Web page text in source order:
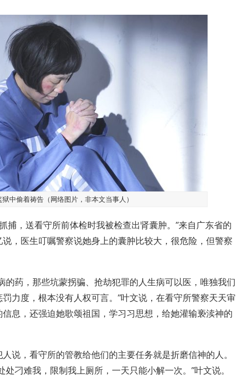
中偷着祷告（网络图片，非本文当事人）
捕，送看守所前体检时我被检查出肾囊肿。”来自广东省的
，医生叮嘱警察说她身上的囊肿比较大，很危险，但警察
的药，那些坑蒙拐骗、抢劫犯罪的人生病可以医，唯独我们
力度，根本没有人权可言。”叶文说，在看守所警察天天审
息，还强迫她歌颂祖国，学习习思想，给她灌输亵渎神的
说，看守所的管教给他们的主要任务就是折磨信神的人。
刁难我，限制我上厕所，一天只能小解一次。”叶文说。